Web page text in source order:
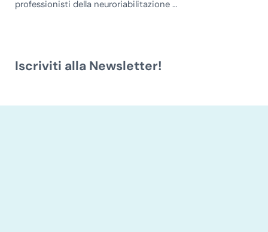
professionisti della neuroriabilitazione …
Iscriviti alla Newsletter!